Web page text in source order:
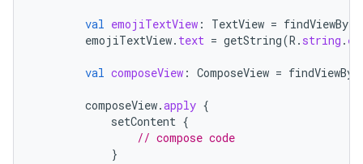
val emojiTextView : TextView = findViewById
emojiTextView. text = getString(R . string .
val composeView : ComposeView =
composeView.apply {
setContent {
// compose code
}